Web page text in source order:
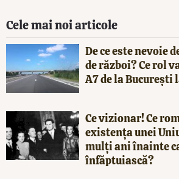
Cele mai noi articole
De ce este nevoie
de război? Ce rol
A7 de la București
Ce vizionar! Ce
existența unei
mulți ani înainte
înfăptuiască?